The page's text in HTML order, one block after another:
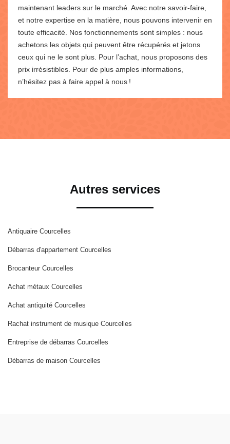
maintenant leaders sur le marché. Avec notre savoir-faire,
et notre expertise en la matière, nous pouvons intervenir en
toute efficacité. Nos fonctionnements sont simples : nous
achetons les objets qui peuvent être récupérés et jetons
ceux qui ne le sont plus. Pour l’achat, nous proposons des
prix irrésistibles. Pour de plus amples informations,
n’hésitez pas à faire appel à nous !
Autres services
Antiquaire Courcelles
Débarras d'appartement Courcelles
Brocanteur Courcelles
Achat métaux Courcelles
Achat antiquité Courcelles
Rachat instrument de musique Courcelles
Entreprise de débarras Courcelles
Débarras de maison Courcelles